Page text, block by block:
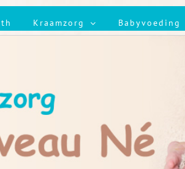
Kraamzorg Babyvoeding